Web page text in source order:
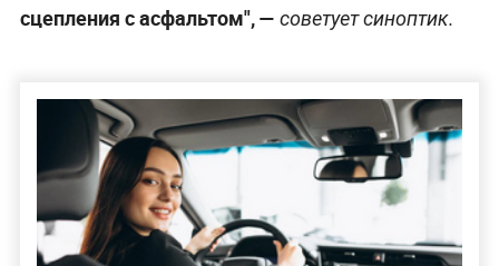
сцепления с асфальтом", — советует синоптик.